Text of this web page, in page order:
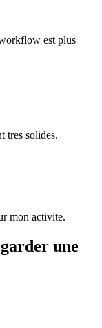
est plus
tres solides.
mon activite.
une